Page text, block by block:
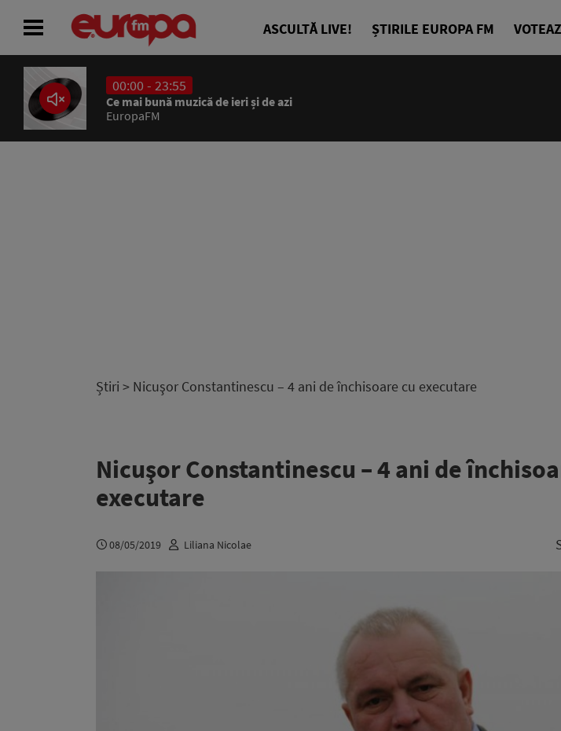
ASCULTĂ LIVE! ȘTIRILE EUROPA FM
00:00 - 23:55
Ce mai bună muzică de ieri și de azi
EuropaFM
Știri > Nicuşor Constantinescu – 4 ani de închisoare cu executare
Nicuşor Constantinescu – 4 ani de
executare
08/05/2019 Liliana Nicolae
ACASĂ
ȘTIRI